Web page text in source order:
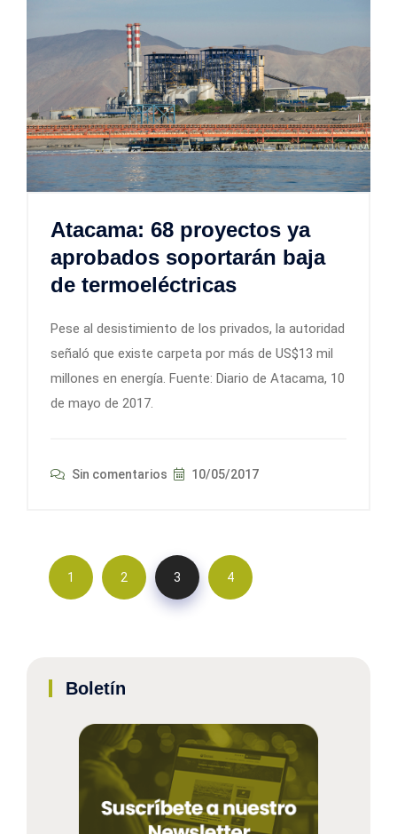
Atacama: 68 proyectos ya
aprobados soportarán baja
de termoeléctricas
Pese al desistimiento de los privados, la autoridad
señaló que existe carpeta por más de US$13 mil
millones en energía. Fuente: Diario de Atacama, 10
de mayo de 2017.
Sin comentarios 10/05/2017
1 2 3 4
Boletín